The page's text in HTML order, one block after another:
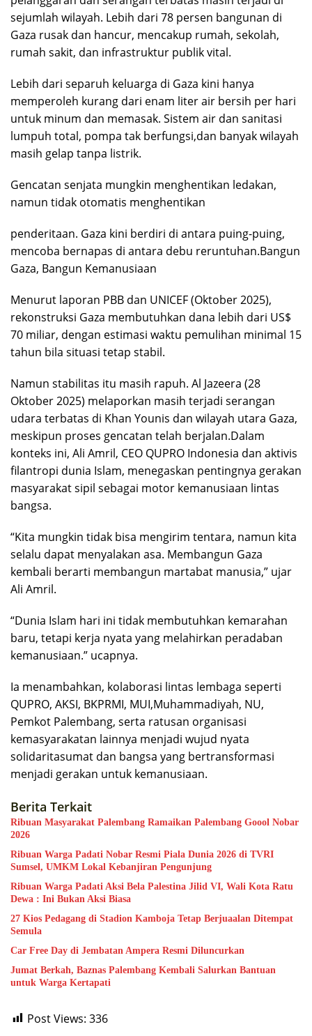
sejumlah wilayah. Lebih dari 78 persen bangunan di
Gaza rusak dan hancur, mencakup rumah, sekolah,
rumah sakit, dan infrastruktur publik vital.
Lebih dari separuh keluarga di Gaza kini hanya
memperoleh kurang dari enam liter air bersih per hari
untuk minum dan memasak. Sistem air dan sanitasi
lumpuh total, pompa tak berfungsi,dan banyak wilayah
masih gelap tanpa listrik.
Gencatan senjata mungkin menghentikan ledakan,
namun tidak otomatis menghentikan
penderitaan. Gaza kini berdiri di antara puing-puing,
mencoba bernapas di antara debu reruntuhan.Bangun
Gaza, Bangun Kemanusiaan
Menurut laporan PBB dan UNICEF (Oktober 2025),
rekonstruksi Gaza membutuhkan dana lebih dari US$
70 miliar, dengan estimasi waktu pemulihan minimal 15
tahun bila situasi tetap stabil.
Namun stabilitas itu masih rapuh. Al Jazeera (28
Oktober 2025) melaporkan masih terjadi serangan
udara terbatas di Khan Younis dan wilayah utara Gaza,
meskipun proses gencatan telah berjalan.Dalam
konteks ini, Ali Amril, CEO QUPRO Indonesia dan aktivis
filantropi dunia Islam, menegaskan pentingnya gerakan
masyarakat sipil sebagai motor kemanusiaan lintas
bangsa.
“Kita mungkin tidak bisa mengirim tentara, namun kita
selalu dapat menyalakan asa. Membangun Gaza
kembali berarti membangun martabat manusia,” ujar
Ali Amril.
“Dunia Islam hari ini tidak membutuhkan kemarahan
baru, tetapi kerja nyata yang melahirkan peradaban
kemanusiaan.” ucapnya.
Ia menambahkan, kolaborasi lintas lembaga seperti
QUPRO, AKSI, BKPRMI, MUI,Muhammadiyah, NU,
Pemkot Palembang, serta ratusan organisasi
kemasyarakatan lainnya menjadi wujud nyata
solidaritasumat dan bangsa yang bertransformasi
menjadi gerakan untuk kemanusiaan.
Berita Terkait
Ribuan Masyarakat Palembang Ramaikan Palembang Goool Nobar
2026
Ribuan Warga Padati Nobar Resmi Piala Dunia 2026 di TVRI
Sumsel, UMKM Lokal Kebanjiran Pengunjung
Ribuan Warga Padati Aksi Bela Palestina Jilid VI, Wali Kota Ratu
Dewa : Ini Bukan Aksi Biasa
27 Kios Pedagang di Stadion Kamboja Tetap Berjuaalan Ditempat
Semula
Car Free Day di Jembatan Ampera Resmi Diluncurkan
Jumat Berkah, Baznas Palembang Kembali Salurkan Bantuan
untuk Warga Kertapati
Post Views: 336